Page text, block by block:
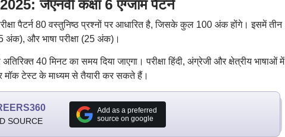
जेएनवी कक्षा 6 एग्जाम पैटर्न
पैटर्न 80 वस्तुनिष्ठ प्रश्नों पर आधारित है, जिसके कुल 100 अंक होंगे। इसमें तीन
और भाषा परीक्षा (25 अंक)।
अतिरिक्त 40 मिनट का समय दिया जाएगा। परीक्षा हिंदी, अंग्रेजी और क्षेत्रीय भाषाओं में
मॉक टेस्ट के माध्यम से तैयारी कर सकते हैं।
SOURCE
Add as a preferred
source on google